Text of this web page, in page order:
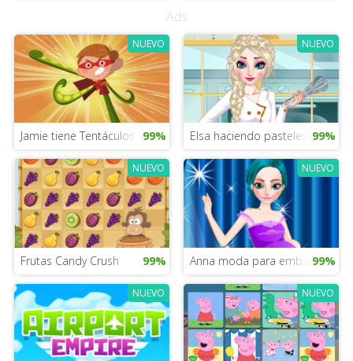
Ads
NUEVO
Jamie tiene Tentáculos 99%
NUEVO
Elsa haciendo pasteles 99%
NUEVO
Frutas Candy Crush 99%
NUEVO
Anna moda para embarazadas
99%
NUEVO NUEVO